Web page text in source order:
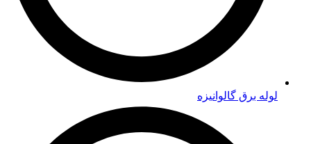
لوله برق گالوانیزه